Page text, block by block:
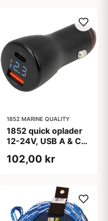
1852 MARINE QUALITY
1852 quick oplader
12-24V, USB A & C
102,00 kr